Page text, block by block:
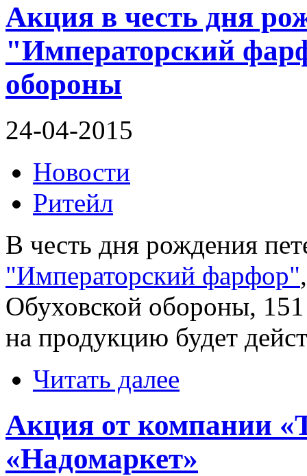
Акция в честь дня
"Императорский
обороны
24-04-2015
Новости
Ритейл
В честь дня рождения
"Императорский фарфор"
Обуховской обороны,
на продукцию будет
Читать далее
Акция от компании
«Надомаркет»